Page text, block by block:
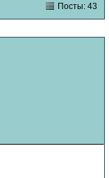
Посты: 43